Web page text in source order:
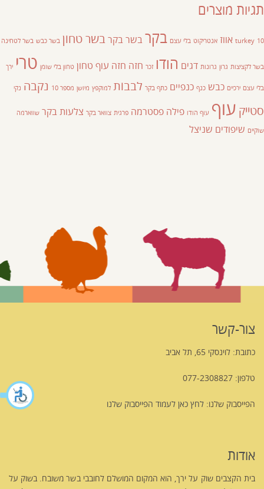
תגיות מוצרים
10
turkey אווז אנטריקוט בלי עצם בקרבשר בקרבשר טחון בשר כבש בשר לטחינה
בשר לקציצות גרון גרונות דגים הודו זכר חזה חזה עוף טחון טחון בלי שומן טרי ירך
בלי עצם ירכיים כבש כנף כנפיים כתף בקר לבבות למוקפץ מיושן מספר 10 נקבה נקי
סטייק עוף עוף הודו פילה פסטרמה פרגית צוואר בקר צלעות בקר שווארמה
שוקיים שיפודים שניצל
צור-קשר
כתובת: לוינסקי 65, תל אביב
טלפון: 077-2308827
הפייסבוק שלנו: לחץ כאן לעמוד הפייסבוק שלנו
אודות
בית הקצבים שוק על ירך, הוא המקום המושלם לחובבי בשר משובח. בשוק על